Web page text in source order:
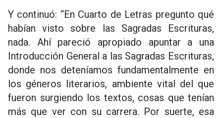
Y continuó: “En Cuarto de Letras pregunto qué
habían visto sobre las Sagradas Escrituras,
nada. Ahí pareció apropiado apuntar a una
Introducción General a las Sagradas Escrituras,
donde nos deteníamos fundamentalmente en
los géneros literarios, ambiente vital del que
fueron surgiendo los textos, cosas que tenían
más que ver con su carrera. Por suerte, esa